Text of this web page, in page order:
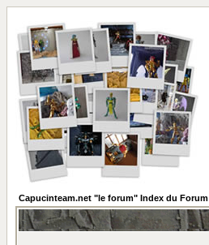
Capucinteam.net "le forum" Index du Forum